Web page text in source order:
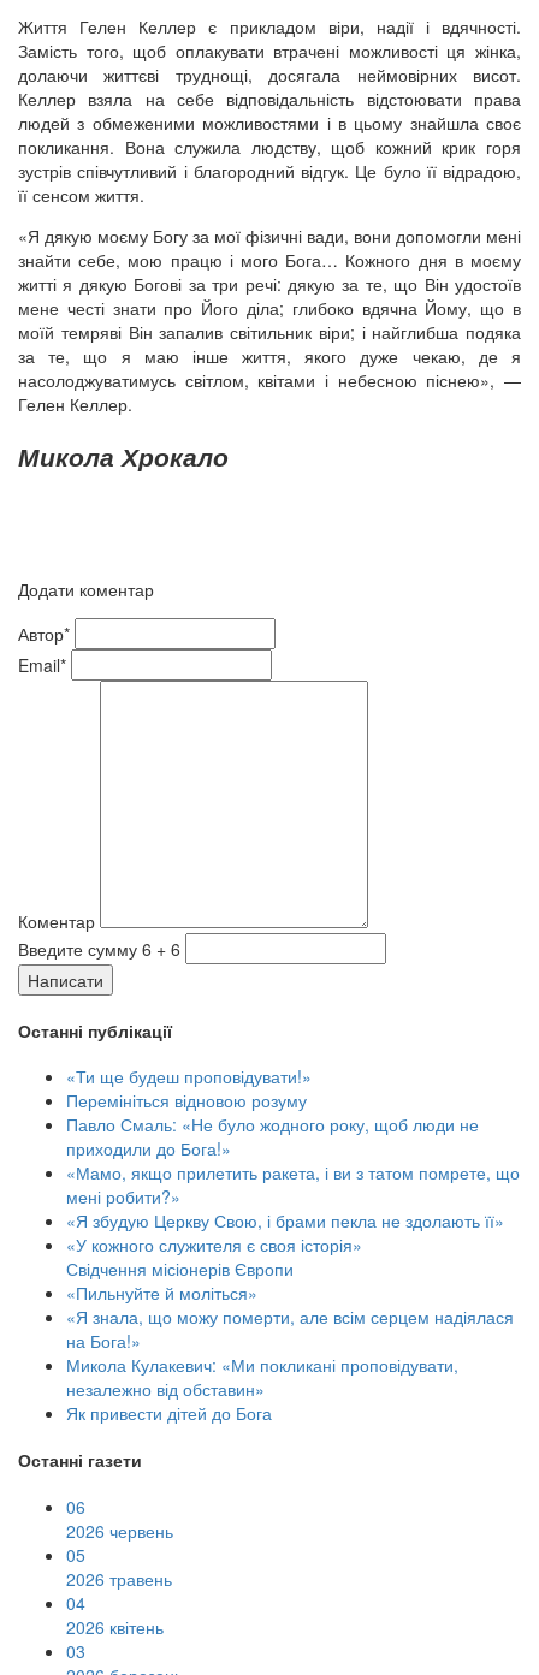
Життя Гелен Келлер є прикладом віри, надії і вдячності.
Замість того, щоб оплакувати втрачені можливості ця жінка,
долаючи життєві труднощі, досягала неймовірних висот.
Келлер взяла на себе відповідальність відстоювати права
людей з обмеженими можливостями і в цьому знайшла своє
покликання. Вона служила людству, щоб кожний крик горя
зустрів співчутливий і благородний відгук. Це було її відрадою,
її сенсом життя.
«Я дякую моєму Богу за мої фізичні вади, вони допомогли мені
знайти себе, мою працю і мого Бога… Кожного дня в моєму
житті я дякую Богові за три речі: дякую за те, що Він удостоїв
мене честі знати про Його діла; глибоко вдячна Йому, що в
моїй темряві Він запалив світильник віри; і найглибша подяка
за те, що я маю інше життя, якого дуже чекаю, де я
насолоджуватимусь світлом, квітами і небесною піснею», —
Гелен Келлер.
Микола Хрокало
Додати коментар
Автор*
Email*
Коментар
Введите сумму 6 + 6
Написати
Останні публікації
«Ти ще будеш проповідувати!»
Перемініться відновою розуму
Павло Смаль: «Не було жодного року, щоб люди не
приходили до Бога!»
«Мамо, якщо прилетить ракета, і ви з татом помрете, що
мені робити?»
«Я збудую Церкву Свою, і брами пекла не здолають її»
«У кожного служителя є своя історія»
Свідчення місіонерів Європи
«Пильнуйте й моліться»
«Я знала, що можу померти, але всім серцем надіялася
на Бога!»
Микола Кулакевич: «Ми покликані проповідувати,
незалежно від обставин»
Як привести дітей до Бога
Останні газети
06
2026 червень
05
2026 травень
04
2026 квітень
03